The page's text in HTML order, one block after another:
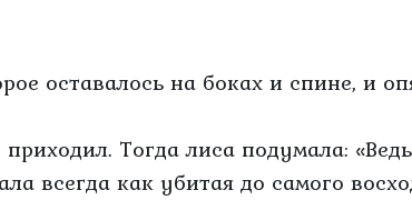
оставалось на боках и спине, и
Тогда лиса подумала:
всегда как убитая до самого